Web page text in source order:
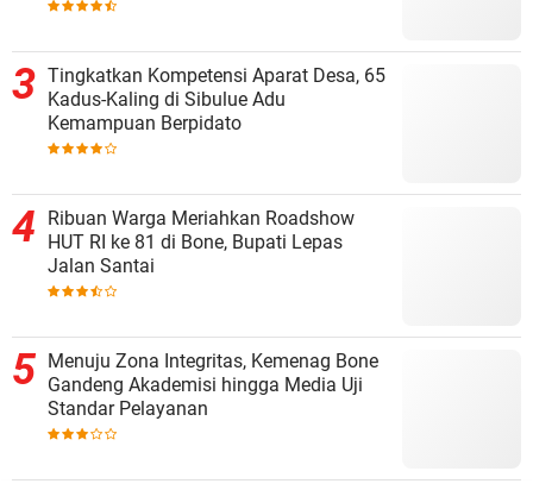
Tingkatkan Kompetensi Aparat Desa, 65
Kadus-Kaling di Sibulue Adu
Kemampuan Berpidato
Ribuan Warga Meriahkan Roadshow
HUT RI ke 81 di Bone, Bupati Lepas
Jalan Santai
Menuju Zona Integritas, Kemenag Bone
Gandeng Akademisi hingga Media Uji
Standar Pelayanan